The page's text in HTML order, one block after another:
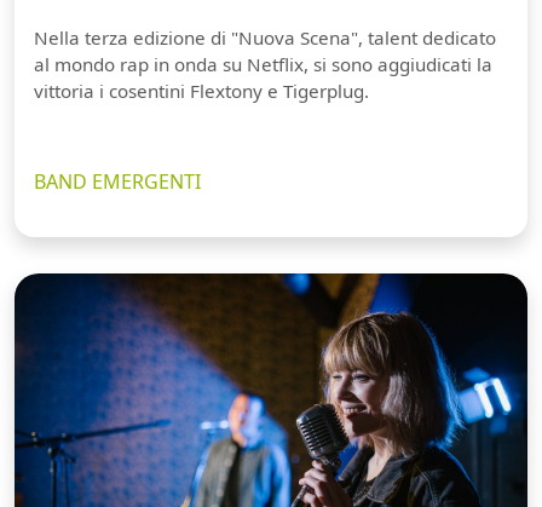
Nella terza edizione di "Nuova Scena", talent dedicato
al mondo rap in onda su Netflix, si sono aggiudicati la
vittoria i cosentini Flextony e Tigerplug.
BAND EMERGENTI